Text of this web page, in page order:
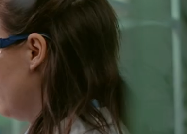
details. We will contact you in the next
hours.